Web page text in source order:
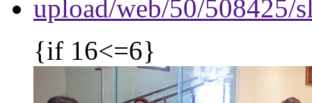
{if 16<=6}